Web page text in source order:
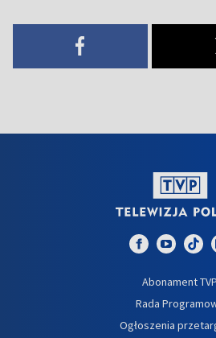
Abonament TVP
Rada
Ogłoszenia